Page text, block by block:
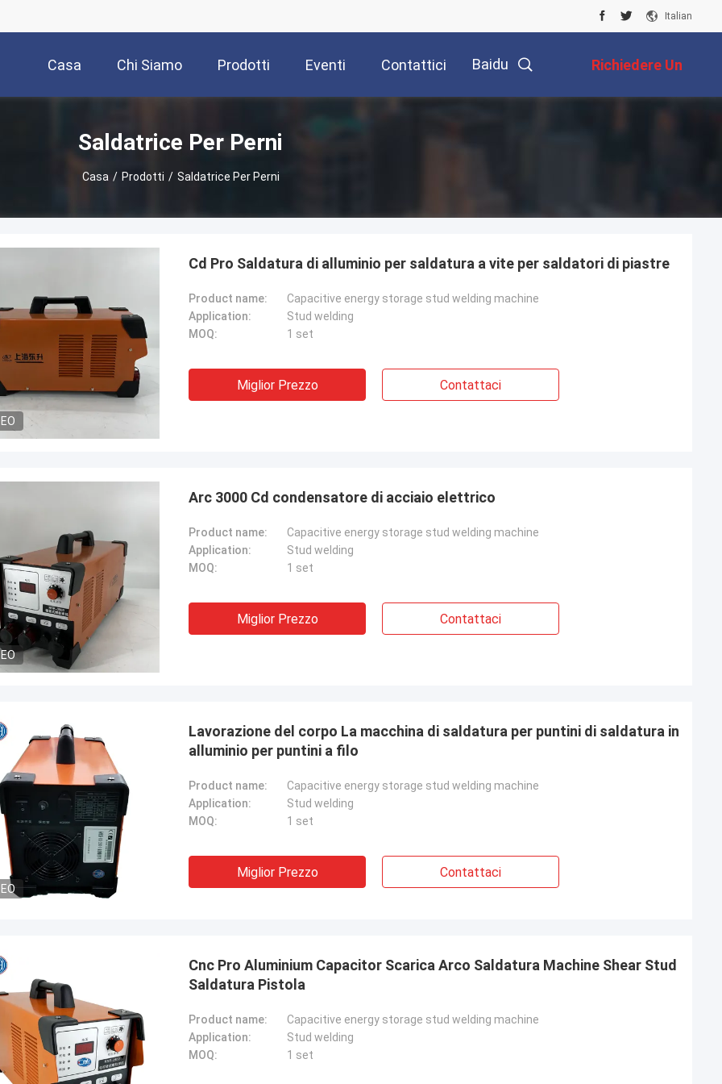
Italian
Casa Chi Siamo Prodotti Eventi Contattici Baidu Richiedere Un
Preventivo
Saldatrice Per Perni
Casa / Prodotti / Saldatrice Per Perni
Tom
Cd Pro Saldatura di alluminio per saldatura a vite per saldatori di piastre
Product name:
Capacitive energy storage stud welding machine
Application:
Stud welding
MOQ:
1 set
Miglior Prezzo Contattaci
Arc 3000 Cd condensatore di acciaio elettrico
Product name:
Capacitive energy storage stud welding machine
Application:
Stud welding
MOQ:
1 set
Miglior Prezzo Contattaci
Lavorazione del corpo La macchina di saldatura per puntini di saldatura in
alluminio per puntini a filo
Product name:
Capacitive energy storage stud welding machine
Application:
Stud welding
MOQ:
1 set
Miglior Prezzo Contattaci
Cnc Pro Aluminium Capacitor Scarica Arco Saldatura Machine Shear Stud
Saldatura Pistola
Product name:
Capacitive energy storage stud welding machine
Application:
Stud welding
MOQ:
1 set